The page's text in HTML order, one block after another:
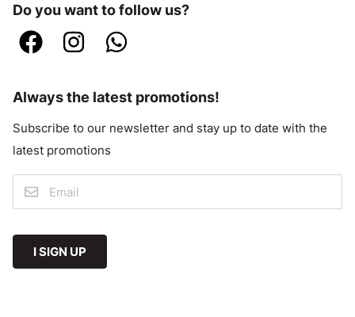
Do you want to follow us?
Always the latest promotions!
Subscribe to our newsletter and stay up to date with the
latest promotions
I SIGN UP